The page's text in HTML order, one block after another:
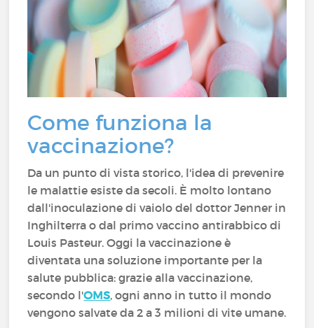
Come funziona la
vaccinazione?
Da un punto di vista storico, l'idea di prevenire
le malattie esiste da secoli. È molto lontano
dall'inoculazione di vaiolo del dottor Jenner in
Inghilterra o dal primo vaccino antirabbico di
Louis Pasteur. Oggi la vaccinazione è
diventata una soluzione importante per la
salute pubblica: grazie alla vaccinazione,
secondo l'OMS, ogni anno in tutto il mondo
vengono salvate da 2 a 3 milioni di vite umane.